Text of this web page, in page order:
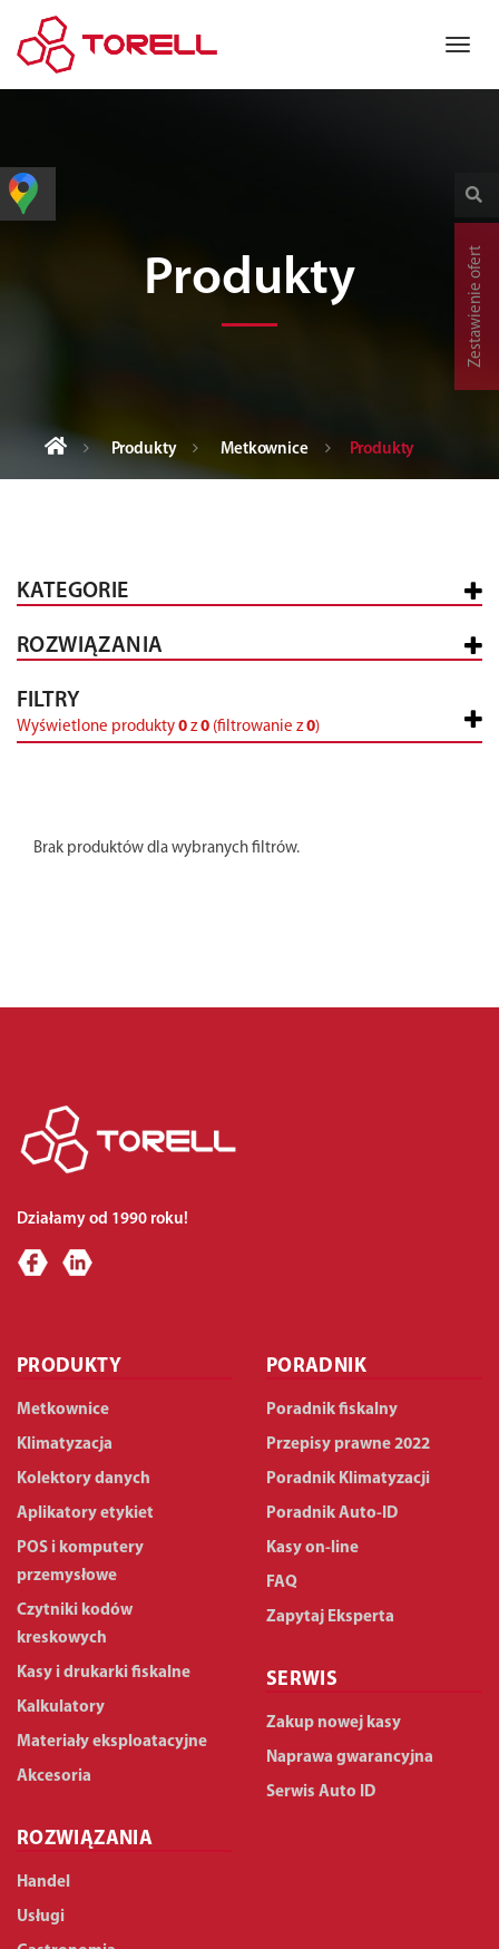
Produkty
Produkty Metkownice Produkty
KATEGORIE
ROZWIĄZANIA
FILTRY
Wyświetlone produkty 0 z0 (filtrowanie z0)
Brak produktów dla wybranych filtrów.
Działamy od 1990 roku!
PRODUKTY
Metkownice
Klimatyzacja
Kolektory danych
Aplikatory etykiet
POS i komputery
przemysłowe
Czytniki kodów
kreskowych
Kasy i drukarki fiskalne
Kalkulatory
Materiały eksploatacyjne
Akcesoria
ROZWIĄZANIA
Handel
Usługi
PORADNIK
Poradnik fiskalny
Przepisy prawne 2022
Poradnik Klimatyzacji
Poradnik Auto-ID
Kasy on-line
FAQ
Zapytaj Eksperta
SERWIS
Zakup nowej kasy
Naprawa gwarancyjna
Serwis Auto ID
Zestawienie ofert